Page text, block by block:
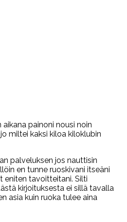
painoni nousi noin
miltei kaksi kiloa kiloklubin
palveluksen jos nauttisin
en tunne ruoskivani itseäni
eniten tavoitteitani. Silti
kirjoituksesta ei sillä tavalla
asia kuin ruoka tulee aina